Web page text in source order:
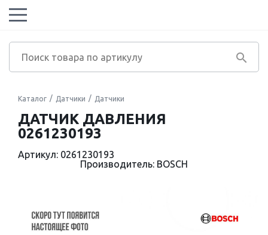
Каталог Датчики Датчики
ДАТЧИК ДАВЛЕНИЯ
0261230193
Артикул: 0261230193
Производитель: BOSCH